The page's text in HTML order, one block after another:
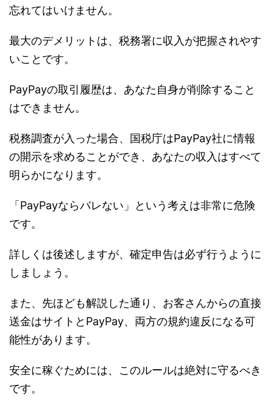
忘れてはいけません。
最大のデメリットは、税務署に収入が把握されやす
いことです。
PayPayの取引履歴は、あなた自身が削除すること
はできません。
税務調査が入った場合、国税庁はPayPay社に情報
の開示を求めることができ、あなたの収入はすべて
明らかになります。
「PayPayならバレない」という考えは非常に危険
です。
詳しくは後述しますが、確定申告は必ず行うように
しましょう。
また、先ほども解説した通り、お客さんからの直接
送金はサイトとPayPay、両方の規約違反になる可
能性があります。
安全に稼ぐためには、このルールは絶対に守るべき
です。